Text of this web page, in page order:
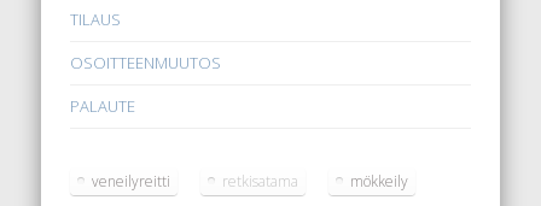
TILAUS
OSOITTEENMUUTOS
PALAUTE
veneilyreitti retkisatama mökkeily